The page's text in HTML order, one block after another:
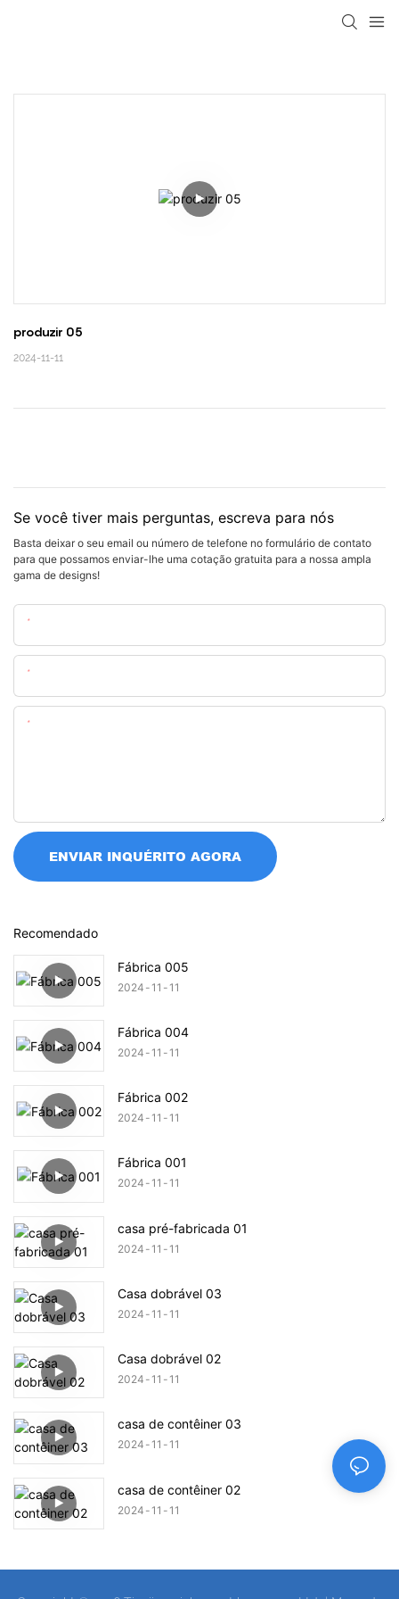
produzir 05
2024-11-11
Se você tiver mais perguntas, escreva para nós
Basta deixar o seu email ou número de telefone no formulário de contato
para que possamos enviar-lhe uma cotação gratuita para a nossa ampla
gama de designs!
ENVIAR INQUÉRITO AGORA
Recomendado
Fábrica 005
2024 11 11
Fábrica 004
2024 11 11
Fábrica 002
2024 11 11
Fábrica 001
2024 11 11
casa pré-fabricada 01
2024 11 11
Casa dobrável 03
2024 11 11
Casa dobrável 02
2024 11 11
casa de contêiner 03
2024 11 11
casa de contêiner 02
2024 11 11